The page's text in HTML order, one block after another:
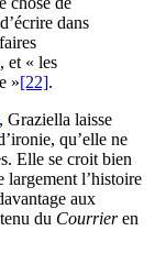
dans
et « les
»[22].
, Graziella laisse
qu’elle ne
Elle se croit bien
largement l’histoire
aux
du Courrieren